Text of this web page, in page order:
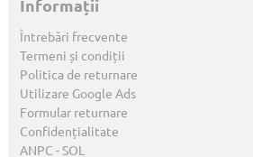
Informații
Întrebări frecvente
Termeni și condiții
Politica de returnare
Utilizare Google Ads
Formular returnare
Confidențialitate
ANPC -SOL